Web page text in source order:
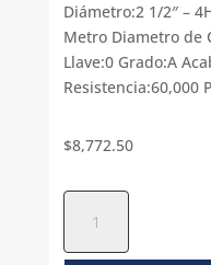
Diámetro:2 1/2″ –
Metro Diametro de
Llave:0 Grado:A
Resistencia:60,000
$8,772.50
Roscada
Izquierda